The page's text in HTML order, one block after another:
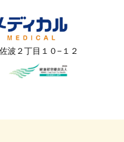
波２丁目１０−１２